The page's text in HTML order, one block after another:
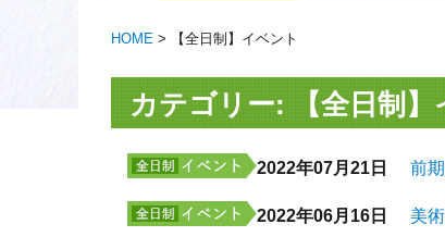
HOME > 【全日制】イベント
カテゴリー: 【全日制
2022年07月21日 前
2022年06月16日 美